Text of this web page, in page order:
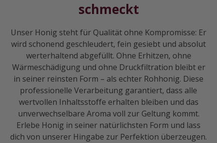
schmeckt
Unser Honig steht für Qualität ohne Kompromisse: Er
wird schonend geschleudert, fein gesiebt und absolut
werterhaltend abgefüllt. Ohne Erhitzen, ohne
Wärmeschädigung und ohne Druckfiltration bleibt er
in seiner reinsten Form – als echter Rohhonig. Diese
professionelle Verarbeitung garantiert, dass alle
wertvollen Inhaltsstoffe erhalten bleiben und das
unverwechselbare Aroma voll zur Geltung kommt.
Erlebe Honig in seiner natürlichsten Form und lass
dich von unserer Hingabe zur Perfektion überzeugen.